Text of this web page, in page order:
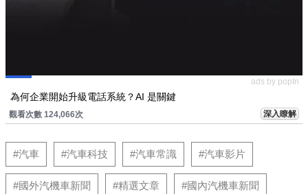
ads by popIn
為何企業開始升級電話系統？AI 是關鍵
觀看次數 124,066次 深入瞭解
#汽車 #汽車科技 #汽車常識 #汽車影片
#國外汽機車新聞 #精選文章 #國內汽機車新聞